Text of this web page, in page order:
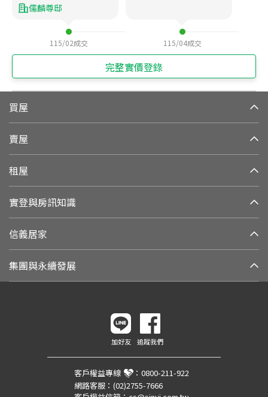
儒麟尊邸
115/02成交 115/04成交
完整實價登錄
買屋
賣屋
租屋
實登與房訊知識
信義居家
集團與永續發展
加好友 追蹤我們
客戶權益專線 ： 0800-211-922
網路客服： (02)2755-7666